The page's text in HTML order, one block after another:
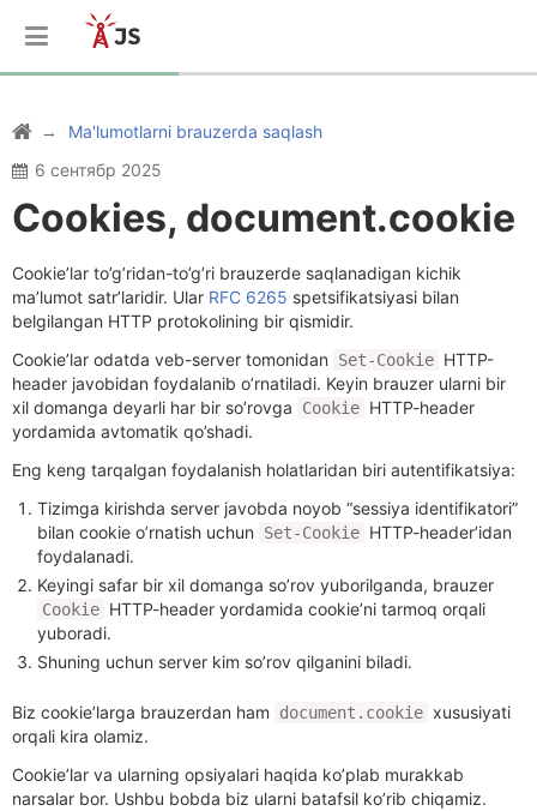
Ma'lumotlarni brauzerda saqlash
6 сентябр 2025
Cookies, document.cookie
Cookie’lar to’g’ridan-to’g’ri brauzerde saqlanadigan kichik
ma’lumot satr’laridir. Ular RFC 6265 spetsifikatsiyasi bilan
belgilangan HTTP protokolining bir qismidir.
Cookie’lar odatda veb-server tomonidan
Set-Cookie HTTP-
header javobidan foydalanib o’rnatiladi. Keyin brauzer ularni bir
xil domanga deyarli har bir so’rovga
Cookie HTTP-header
yordamida avtomatik qo’shadi.
Eng keng tarqalgan foydalanish holatlaridan biri autentifikatsiya:
Tizimga kirishda server javobda noyob “sessiya identifikatori”
bilan cookie o’rnatish uchun
Set-Cookie HTTP-header’idan
foydalanadi.
Keyingi safar bir xil domanga so’rov yuborilganda, brauzer
Cookie HTTP-header yordamida cookie’ni tarmoq orqali
yuboradi.
Shuning uchun server kim so’rov qilganini biladi.
Biz cookie’larga brauzerdan ham document.cookie xususiyati
orqali kira olamiz.
Cookie’lar va ularning opsiyalari haqida ko’plab murakkab
narsalar bor. Ushbu bobda biz ularni batafsil ko’rib chiqamiz.